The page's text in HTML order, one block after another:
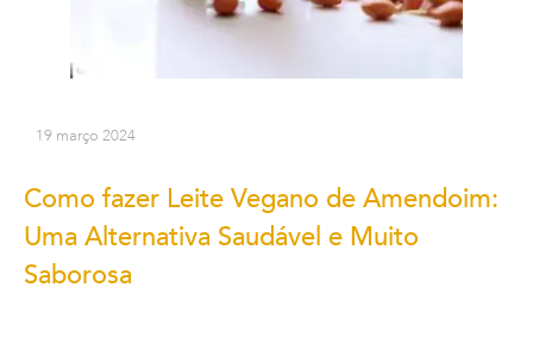
19 março 2024
Como fazer Leite Vegano de Amendoim:
Uma Alternativa Saudável e Muito
Saborosa